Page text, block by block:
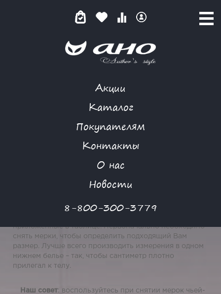
Акции
Каталог
Покупателям
Контакты
О нас
Новости
8-800-300-3779
ПОМОЩЬ ДЛЯ ОПРЕДЕЛЕНИЯ
ПОМОЩЬ ДЛЯ ОПРЕДЕЛЕНИЯ РАЗМЕРА
Модный Дом «АНО» убедительно рекомендует при
приложенные в таблице. Первоначально необходимо
снять мерки, чтобы определить подходящий Вам
размер. Лучше всего производить измерения в одном
нижнем белье – так, чтобы сантиметр плотно
прилегал к телу.
Наш совет: воспользуйтесь при снятии мерок чьей-